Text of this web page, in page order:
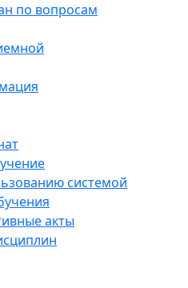
по вопросам
системой
акты